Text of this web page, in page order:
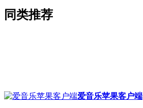
同类推荐
爱音乐苹果客户端